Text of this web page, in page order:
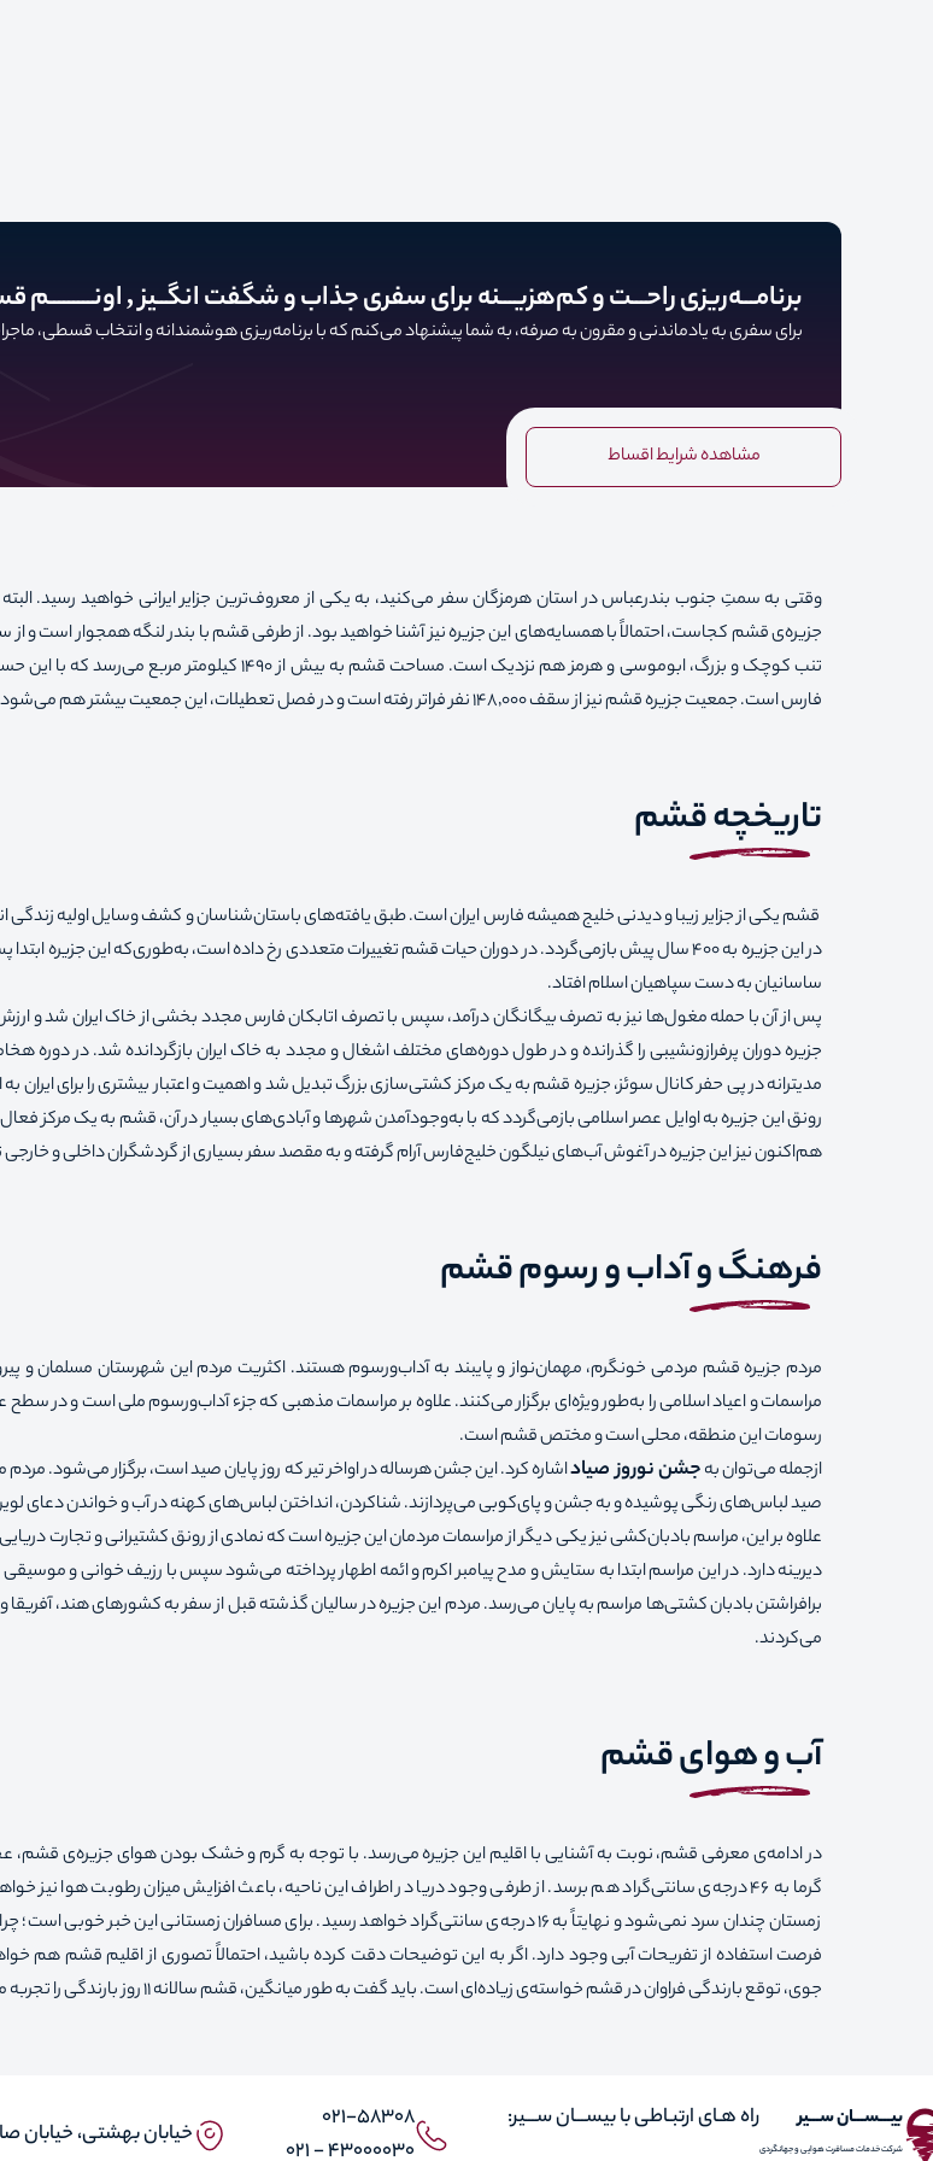
برنامـــه‌ریزی راحـــت و کم‌هزیـــنه برای سفری جذاب و شگفت انگــیز , اونـــــــــم
برای سفری به یادماندنی و مقرون به صرفه، به شما پیشنهاد می‌کنم که با برنامه‌ریزی هوشمندانه و انتخاب قسطی،
مشاهده شرایط اقساط
وقتی به سمتِ جنوب بندرعباس در استان هرمزگان سفر می‌کنید، به یکی از معروف‌ترین جزایر ایرانی خواهید رسید. البته
جزیره‌ی قشم کجاست، احتمالاً با همسایه‌های این جزیره‌ نیز آشنا خواهید بود. از طرفی قشم با بندر لنگه همجوار است و از
تنب کوچک و بزرگ، ابوموسی و هرمز هم نزدیک است. مساحت قشم به بیش از
فارس است. جمعیت جزیره قشم نیز از سقف ۱۴۸٬۰۰۰ نفر فراتر رفته است و در فصل تعطیلات، این جمعیت بیشتر هم می‌‌شود.
تاریخچه قشم
قشم یکی از جزایر زیبا و دیدنی خلیج همیشه فارس ایران است. طبق یافته‌های باستان‌شناسان و کشف وسایل اولیه زندگی
در این جزیره به ۴۰۰ سال پیش بازمی‌گردد. در دوران حیات قشم تغییرات متعددی رخ داده است، به‌طوری‌که این جزیره
ساسانیان به دست سپاهیان اسلام افتاد.
پس ‌از آن با حمله مغول‌ها نیز به تصرف بیگانگان درآمد، سپس با تصرف اتابکان فارس مجدد بخشی از خاک ایران شد و
جزیره دوران پرفرازونشیبی را گذرانده و در طول دوره‌های مختلف اشغال و مجدد به خاک ایران بازگردانده شد. در دوره
مدیترانه در پی حفر کانال سوئز، جزیره قشم به یک مرکز کشتی‌سازی بزرگ تبدیل شد و اهمیت و اعتبار بیشتری را برای ایران
رونق این جزیره به اوایل عصر اسلامی بازمی‌گردد که با به‌وجودآمدن شهرها و آبادی‌های بسیار در آن، قشم به یک مرکز
هم‌اکنون نیز این جزیره در آغوش آب‌های نیلگون خلیج‌فارس آرام گرفته و به مقصد سفر بسیاری از گردشگران داخلی و
فرهنگ و آداب‌ و رسوم قشم
مردم جزیره قشم مردمی خونگرم، مهمان‌نواز و پایبند به آداب‌ورسوم هستند. اکثریت مردم این شهرستان مسلمان و
مراسمات و اعیاد اسلامی را به‌طور ویژه‌ای برگزار می‌کنند. علاوه بر مراسمات مذهبی که جزء آداب‌ورسوم ملی است و در سطح
رسومات این منطقه، محلی است و مختص قشم است.
ازجمله می‌توان بهجشن نوروز صیاداشاره کرد. این جشن هرساله در اواخر تیر که روز پایان صید است، برگزار می‌شود. مردم
صید لباس‌های رنگی پوشیده و به جشن و پای‌کوبی می‌پردازند. شناکردن، انداختن لباس‌های کهنه در آب و خواندن دعای
علاوه بر این، مراسم بادبان‌کشی نیز یکی دیگر از مراسمات مردمان این جزیره است که نمادی از رونق کشتیرانی و تجارت
دیرینه دارد. در این مراسم ابتدا به ستایش و مدح پیامبر اکرم و ائمه اطهار پرداخته می‌شود سپس با رزیف خوانی و موسیقی
برافراشتن بادبان کشتی‌ها مراسم به پایان می‌رسد. مردم این جزیره در سالیان گذشته قبل از سفر به کشورهای هند، آفریقا و
می‌کردند.
آب‌ و هوای قشم
در ادامه‌ی معرفی قشم، نوبت به آشنایی با اقلیم این جزیره می‌رسد. با توجه به گرم و خشک بودن هوای جزیره‌ی
گرما به ۴۶ درجه‌ی سانتی‌گراد هم برسد. از طرفی وجود دریا در اطراف این ناحیه، باعث افزایش میزان رطوبت هوا
زمستان چندان سرد نمی‌شود و نهایتاً به ۱۶ درجه‌ی سانتی‌گراد خواهد رسید. برای مسافران زمستانی این
فرصت استفاده از تفریحات آبی وجود دارد. اگر به این توضیحات دقت کرده باشید، احتمالاً تصوری از اقلیم قشم هم
جوی، توقع بارندگی فراوان در قشم خواسته‌ی زیاده‌ای است. باید گفت به طور میانگین، قشم سالانه ۱۱ روز بارندگی را تجربه می‌کند.
بیـــســـان ســـیر
شرکت خدمات مسافرت هوایی و جهانگردی
راه هـای ارتبـاطی با بیســـان ســـیر:
۰۲۱-58308
43000030 - 021
خيابان بهشتى، خيابان صابونچى، پلاك